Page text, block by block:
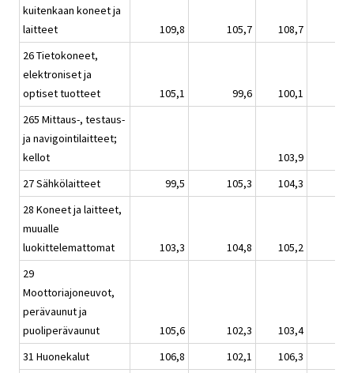
kuitenkaan koneet ja
laitteet
109,8 105,7
108,7
26 Tietokoneet,
elektroniset ja
optiset tuotteet
105,1 99,6
100,1
265 Mittaus-, testaus-
ja navigointilaitteet;
kellot
103,9
27 Sähkölaitteet
99,5 105,3
104,3
28 Koneet ja laitteet,
muualle
luokittelemattomat
103,3 104,8
105,2
29
Moottoriajoneuvot,
perävaunut ja
puoliperävaunut
105,6 102,3
103,4
31 Huonekalut
106,8 102,1 106,3